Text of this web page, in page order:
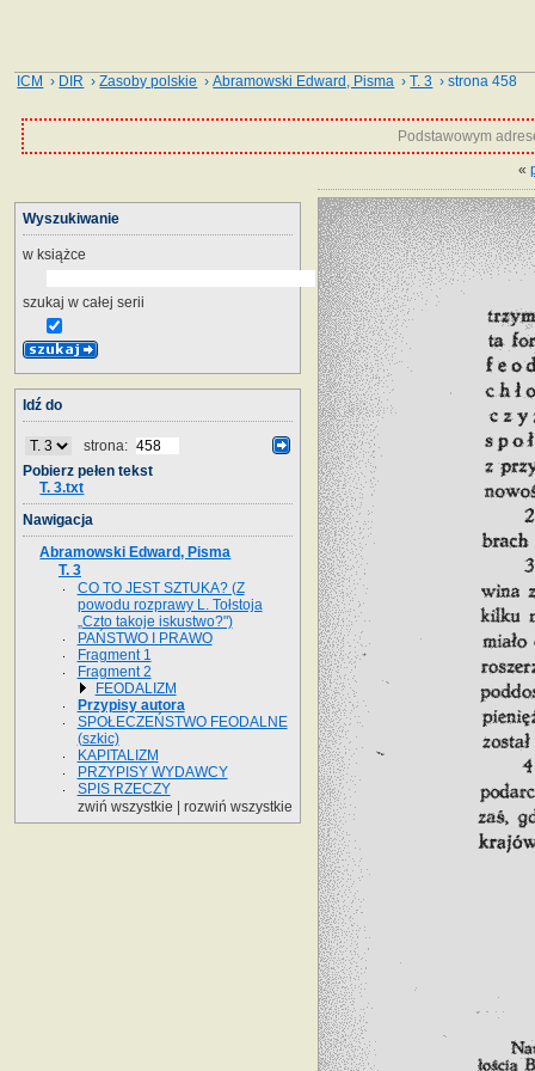
ICM › DIR ›Zasoby polskie ›Abramowski Edward, Pisma ›T. 3 › strona 458
Podstawowym
«
Wyszukiwanie
w książce
szukaj w całej serii
Idź do
strona:
Pobierz pełen tekst
T. 3.txt
Nawigacja
Abramowski Edward, Pisma
T. 3
CO TO JEST SZTUKA? (Z
powodu rozprawy L. Tołstoja
„Czto takoje iskustwo?")
PAŃSTWO I PRAWO
Fragment 1
Fragment 2
FEODALIZM
Przypisy autora
SPOŁECZEŃSTWO FEODALNE
(szkic)
KAPITALIZM
PRZYPISY WYDAWCY
SPIS RZECZY
zwiń wszystkie
rozwiń wszystkie